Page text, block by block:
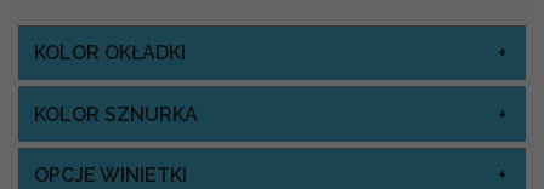
KOLOR OKŁADKI
KOLOR SZNURKA
OPCJE WINIETKI